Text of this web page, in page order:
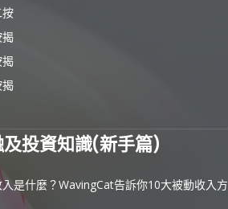
揭
揭
投資知識(新手篇)
是什麼？WavingCat告訴你10大被動收入方